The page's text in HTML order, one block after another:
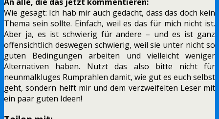
Wie gesagt: Ich hab mir auch gedacht, dass das doch kein
Thema sein sollte. Einfach, weil es das für mich nicht ist.
Aber ja, es ist schwierig für andere – und es ist ganz
offensichtlich deswegen schwierig, weil sie unter nicht so
guten Bedingungen arbeiten und vielleicht weniger
Alternativen haben. Nutzt das also bitte nicht für
neunmalkluges Rumprahlen damit, wie gut es euch selbst
geht, sondern helft mir und dem verzweifelten Leser mit
ein paar guten Ideen!